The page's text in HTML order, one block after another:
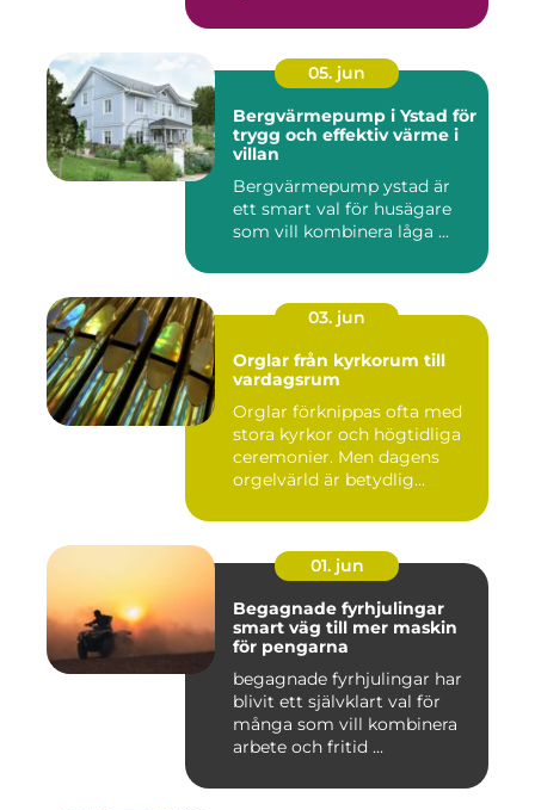
05. jun
Bergvärmepump i Ystad för
trygg och effektiv värme i
villan
Bergvärmepump ystad är
ett smart val för husägare
som vill kombinera låga ...
03. jun
Orglar från kyrkorum till
vardagsrum
Orglar förknippas ofta med
stora kyrkor och högtidliga
ceremonier. Men dagens
orgelvärld är betydlig...
01. jun
Begagnade fyrhjulingar
smart väg till mer maskin
för pengarna
begagnade fyrhjulingar har
blivit ett självklart val för
många som vill kombinera
arbete och fritid ...